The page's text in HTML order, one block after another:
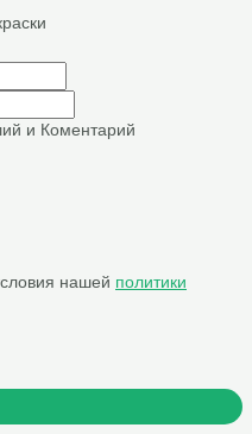
и Коментарий
нашей политики